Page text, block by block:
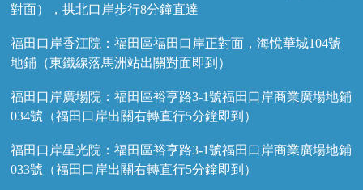
對面），拱北口岸步行8分鐘直達
福田口岸香江院：福田區福田口岸正對面，海悅華城104號
地鋪（東鐵線落馬洲站出關對面即到）
福田口岸廣場院：福田區裕亨路3-1號福田口岸商業廣場地鋪
034號（福田口岸出關右轉直行5分鐘即到）
福田口岸星光院：福田區裕亨路3-1號福田口岸商業廣場地鋪
033號（福田口岸出關右轉直行5分鐘即到）